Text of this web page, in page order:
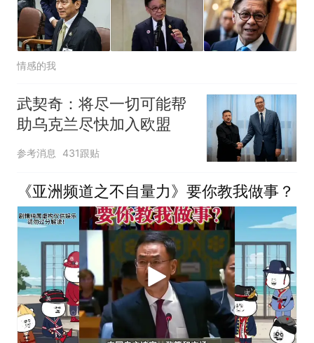
情感的我
武契奇：将尽一切可能帮
助乌克兰尽快加入欧盟
参考消息 431跟贴
《亚洲频道之不自量力》要你教我做事？